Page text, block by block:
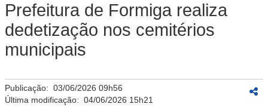
Prefeitura de Formiga realiza
dedetização nos cemitérios
municipais
Publicação: 03/06/2026 09h56
Última modificação: 04/06/2026 15h21